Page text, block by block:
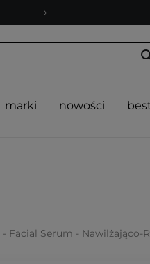
marki nowości
Serum - Nawilżająco-